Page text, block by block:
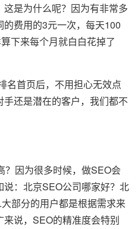
是为什么呢？因为有非常多
费用的3元一次，每天100
下来每个月就白白花掉了
首页后，不用担心无效点
还是潜在的客户，我们都不
因为很多时候，做SEO会
：北京SEO公司哪家好？北
部分的用户都是根据需求来
说，SEO的精准度会特别